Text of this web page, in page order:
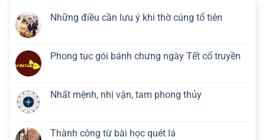
Những điều cần lưu ý khi thờ cúng tổ tiên
Phong tục gói bánh chưng ngày Tết cổ truyền
Nhất mệnh, nhị vận, tam phong thủy
Thành công từ bài học quét lá